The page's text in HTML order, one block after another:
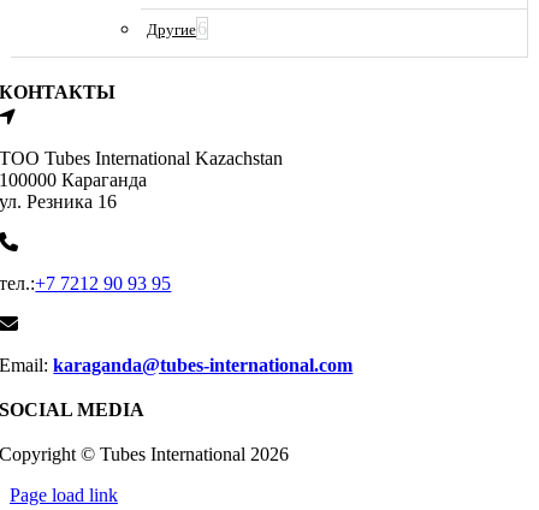
Другие6
КОНТАКТЫ
ТОО Tubes International Kazachstan
100000 Караганда
ул. Резника 16
тел.:+7 7212 90 93 95
Email:karaganda@tubes-international.com
SOCIAL MEDIA
Copyright © Tubes International 2026
Page load link